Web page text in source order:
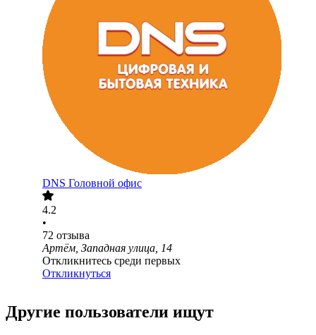
DNS Головной офис
4.2
•
72 отзыва
Артём, Западная улица, 14
Откликнитесь среди первых
Откликнуться
Другие пользователи ищут